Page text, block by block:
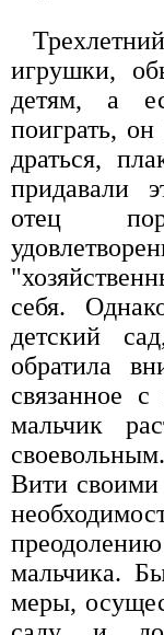
игрушки,
детям, а
поиграть,
драться,
придавали
отец
себя.
детский
обратила
связанное
мальчик
Вити своими
мальчика.
меры,